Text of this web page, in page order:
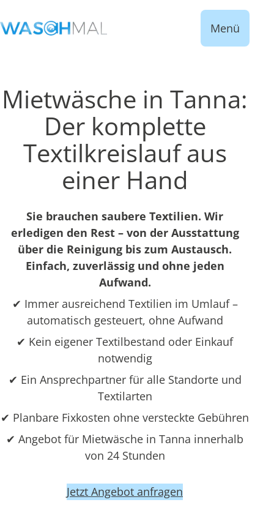
Menü
Mietwäsche in Tanna:
Der komplette
Textilkreislauf aus
einer Hand
Sie brauchen saubere Textilien. Wir
erledigen den Rest – von der Ausstattung
über die Reinigung bis zum Austausch.
Einfach, zuverlässig und ohne jeden
Aufwand.
✔ Immer ausreichend Textilien im Umlauf –
automatisch gesteuert, ohne Aufwand
✔ Kein eigener Textilbestand oder Einkauf
notwendig
✔ Ein Ansprechpartner für alle Standorte und
Textilarten
✔ Planbare Fixkosten ohne versteckte Gebühren
✔ Angebot für Mietwäsche in Tanna innerhalb
von 24 Stunden
Jetzt Angebot anfragen